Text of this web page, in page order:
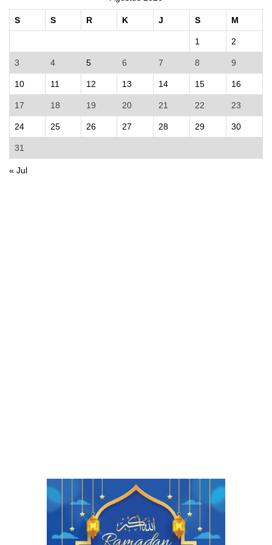
S S R K J S M
1 2
3 4 5 6 7 8 9
10 11 12 13 14 15 16
17 18 19 20 21 22 23
24 25 26 27 28 29 30
31
« Jul